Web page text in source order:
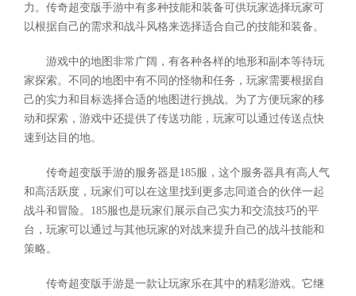
力。传奇超变版手游中有多种技能和装备可供玩家选择玩家可
以根据自己的需求和战斗风格来选择适合自己的技能和装备。
游戏中的地图非常广阔，有各种各样的地形和副本等待玩
家探索。不同的地图中有不同的怪物和任务，玩家需要根据自
己的实力和目标选择合适的地图进行挑战。为了方便玩家的移
动和探索，游戏中还提供了传送功能，玩家可以通过传送点快
速到达目的地。
传奇超变版手游的服务器是185服，这个服务器具有高人气
和高活跃度，玩家们可以在这里找到更多志同道合的伙伴一起
战斗和冒险。185服也是玩家们展示自己实力和交流技巧的平
台，玩家可以通过与其他玩家的对战来提升自己的战斗技能和
策略。
传奇超变版手游是一款让玩家乐在其中的精彩游戏。它继